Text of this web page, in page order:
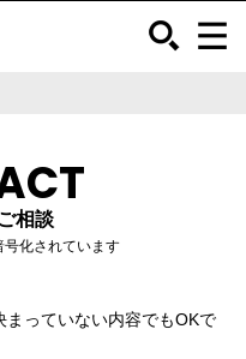
相談
化されています
っていない内容でもOKで